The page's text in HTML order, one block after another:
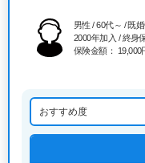
男性 / 60代～ / 既
2000年加入 / 終身
保険金額： 19,000
おすすめ度